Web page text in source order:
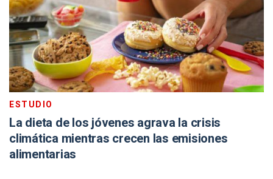
ESTUDIO
La dieta de los jóvenes agrava la crisis
climática mientras crecen las emisiones
alimentarias